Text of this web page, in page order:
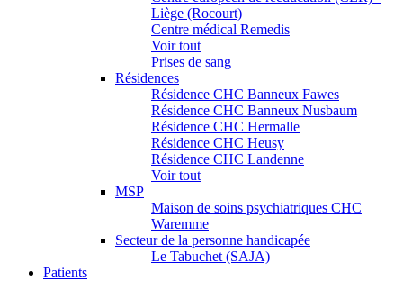
Liège (Rocourt)
Centre médical Remedis
Voir tout
Prises de sang
Résidences
Résidence CHC Banneux Fawes
Résidence CHC Banneux Nusbaum
Résidence CHC Hermalle
Résidence CHC Heusy
Résidence CHC Landenne
Voir tout
MSP
Maison de soins psychiatriques CHC
Waremme
Secteur de la personne handicapée
Le Tabuchet (SAJA)
Patients